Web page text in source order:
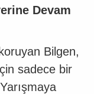
Devam
Bilgen,
sadece bir